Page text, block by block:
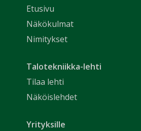
Etusivu
Näkökulmat
Nimitykset
Talotekniikka-lehti
Tilaa lehti
Näköislehdet
Yrityksille